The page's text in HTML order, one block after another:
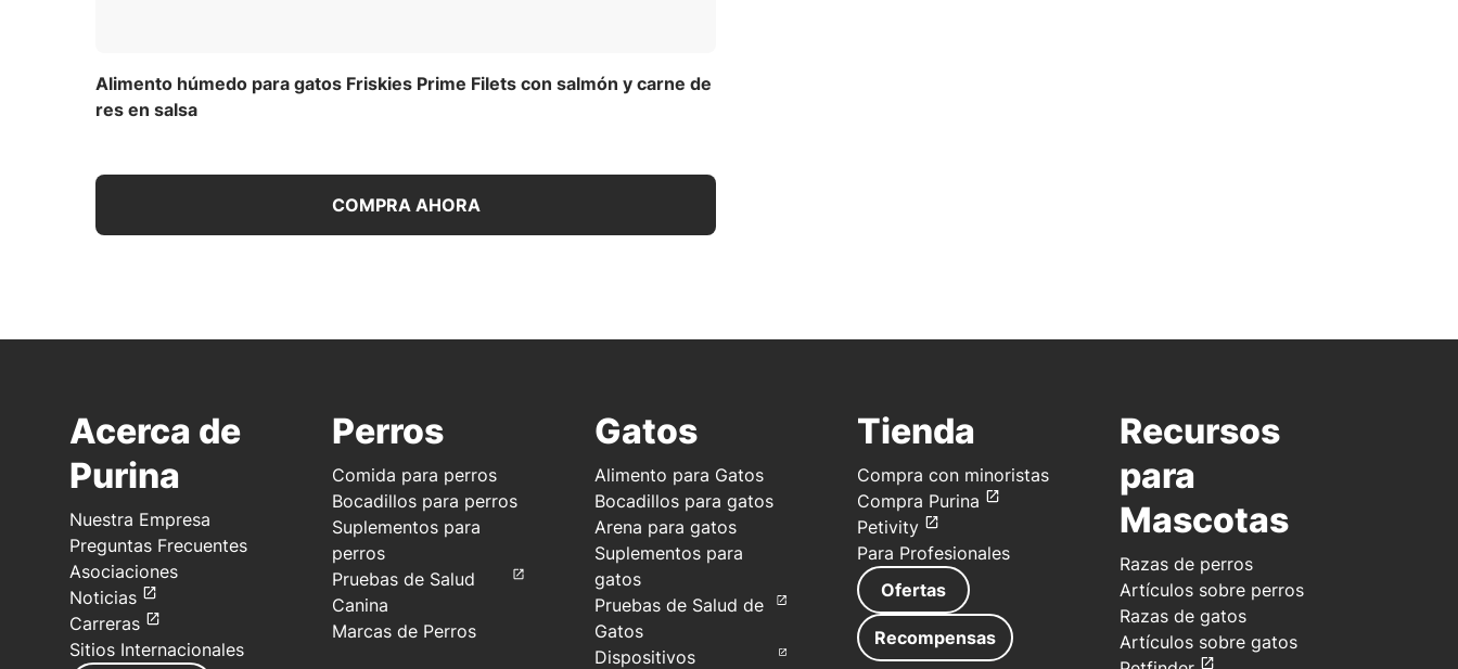
Alimento húmedo para gatos Friskies Prime Filets con salmón y carne de
res en salsa
COMPRA AHORA
Acerca de
Purina
Nuestra Empresa
Preguntas Frecuentes
Asociaciones
Noticias
Carreras
Sitios Internacionales
Perros
Comida para perros
Bocadillos para perros
Suplementos para
perros
Pruebas de Salud
Canina
Marcas de Perros
Gatos
Alimento para Gatos
Bocadillos para gatos
Arena para gatos
Suplementos para
gatos
Pruebas de Salud de
Gatos
Dispositivos
Tienda
Compra con minoristas
Compra Purina
Petivity
Para Profesionales
Ofertas
Recompensas
Recursos
para
Mascotas
Razas de perros
Artículos sobre perros
Razas de gatos
Artículos sobre gatos